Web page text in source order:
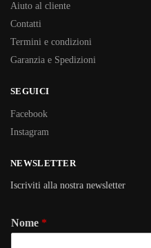
Aiuto al cliente
Contatti
Termini e condizioni
Garanzia e Spedizioni
SEGUICI
Facebook
Instagram
NEWSLETTER
Iscriviti alla nostra newsletter
Nome *